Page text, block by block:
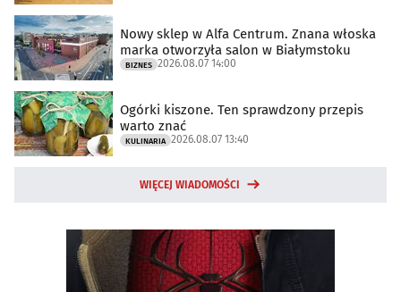
Nowy sklep w Alfa Centrum. Znana włoska
marka otworzyła salon w Białymstoku
BIZNES 2026.08.07 14:00
Ogórki kiszone. Ten sprawdzony przepis
warto znać
KULINARIA 2026.08.07 13:40
WIĘCEJ WIADOMOŚCI